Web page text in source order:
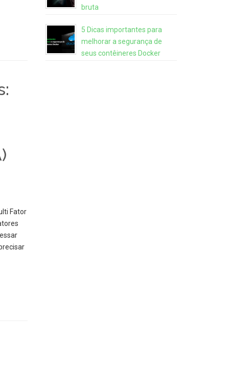
Fator
bruta
5 Dicas importantes para
melhorar a segurança de
seus contêineres Docker